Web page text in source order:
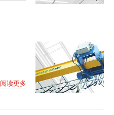
阅读更多